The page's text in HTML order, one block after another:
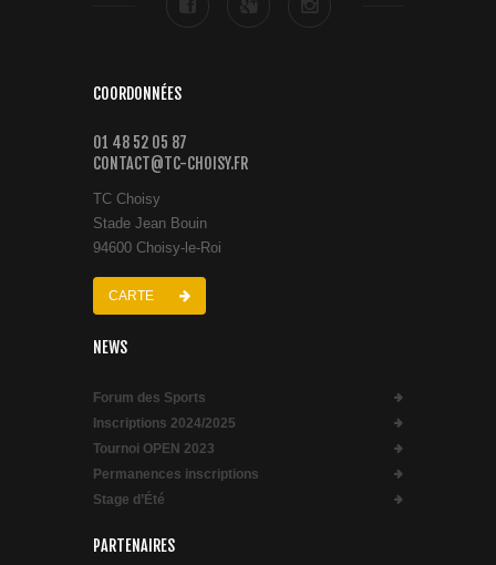
COORDONNÉES
01 48 52 05 87
CONTACT@TC-CHOISY.FR
TC Choisy
Stade Jean Bouin
94600 Choisy-le-Roi
CARTE
NEWS
Forum des Sports
Inscriptions 2024/2025
Tournoi OPEN 2023
Permanences inscriptions
Stage d’Été
PARTENAIRES